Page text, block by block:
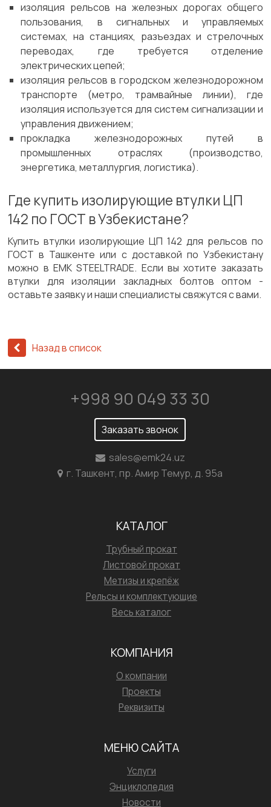
изоляция рельсов на железных дорогах общего
пользования, в сигнальных и управляемых
системах, на станциях, разъездах и стрелочных
переводах, где требуется отделение
электрических цепей;
изоляция рельсов в городском железнодорожном
транспорте (метро, трамвайные линии), где
изоляция используется для систем сигнализации и
управления движением;
прокладка железнодорожных путей в
промышленных отраслях (производство,
энергетика, металлургия, логистика).
Где купить изолирующие втулки ЦП
142 по ГОСТ в Узбекистане?
Купить втулки изолирующие ЦП 142 для рельсов по
ГОСТ в Ташкенте или с доставкой по Узбекистану
можно в EMK STEELTRADE. Если вы хотите заказать
втулки для изоляции закладных болтов оптом -
оставьте заявку и наши специалисты свяжутся с вами.
Назад в список
+998 90 049 33 30
Заказать звонок
sales@emk24.uz
г. Ташкент, пр. Амир Темур, д. 95а
КАТАЛОГ
Трубный прокат
Листовой прокат
Метизы и крепёж
Рельсы и комплектующие
Весь каталог
КОМПАНИЯ
О компании
Проекты
Реквизиты
МЕНЮ САЙТА
Услуги
Энциклопедия
Новости